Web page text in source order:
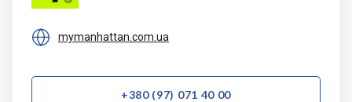
 mymanhattan.com.ua
+380 (97) 071 40 00